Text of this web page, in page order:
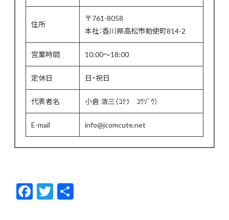
住所
〒761-8058
本社：香川県高松市勅使町814-2
営業時間 10:00〜18:00
定休日 日・祝日
代表者名 小倉 浩三（ｺｸﾗ ｺｳｿﾞｳ）
E-mail info@jcomcute.net
F
ac
T
w